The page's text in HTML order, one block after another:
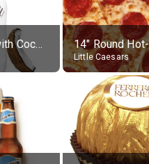
Original Rum with Coconut Flavour (21% alc.)
Little Caesars